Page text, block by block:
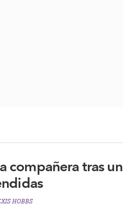
compañera tras un
HOBBS